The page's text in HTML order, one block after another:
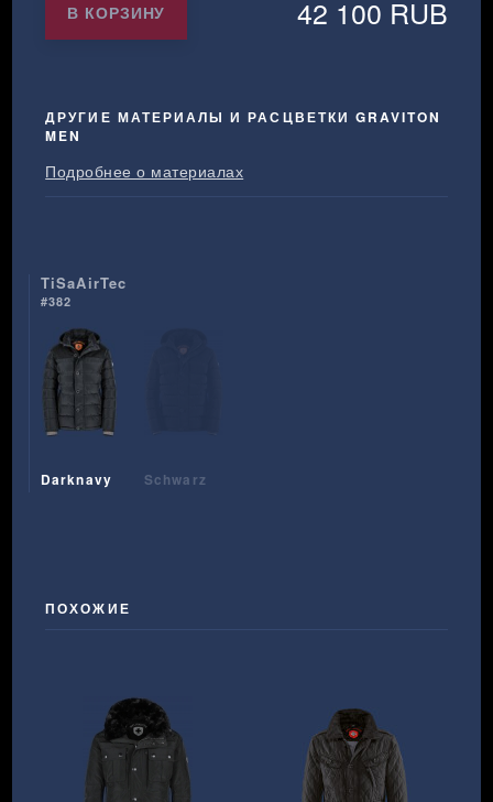
В КОРЗИНУ 42 100 RUB
ДРУГИЕ МАТЕРИАЛЫ И РАСЦВЕТКИ GRAVITON
MEN
Подробнее о материалах
TiSaAirTec
#382
Darknavy Schwarz
ПОХОЖИЕ